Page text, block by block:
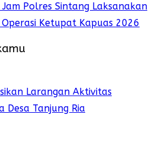
Polres Sintang Laksanakan
Ketupat Kapuas 2026
Larangan Aktivitas
Desa Tanjung Ria